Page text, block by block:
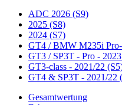
ADC 2026 (S9)
2025 (S8)
2024 (S7)
GT4 / BMW M235i
GT3 / SP3T - Pro -
GT3-class - 2021/22
GT4 & SP3T - 2021/22
Gesamtwertung